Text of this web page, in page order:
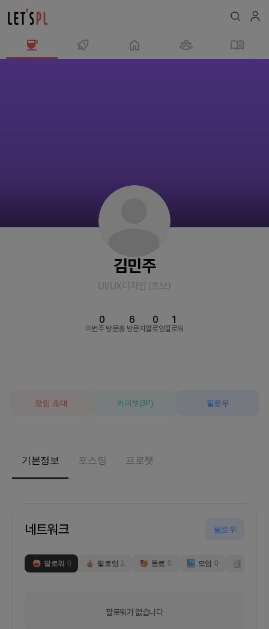
김민주
UI/UX디자인 (초보)
이번주 방문
0
총 방문자
6
팔로잉
0
팔로워
1
모임 초대 커피챗 (3P) 팔로우
기본정보 포스팅 프로챗
네트워크 팔로우
팔로워 0 팔로잉 1 동료 0 모임 0
팔로워가 없습니다